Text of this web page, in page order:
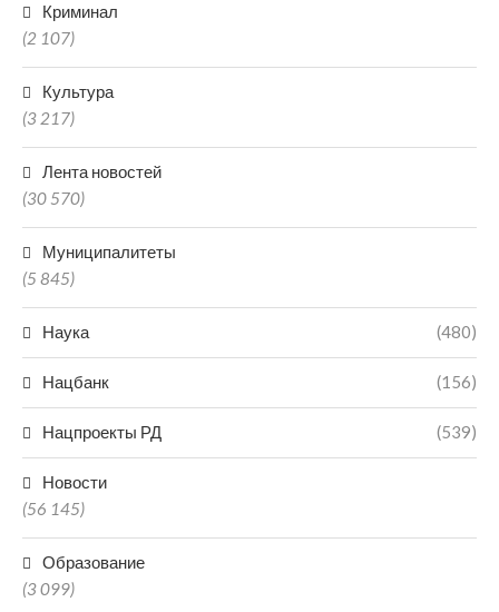
Криминал
(2 107)
Культура
(3 217)
Лента новостей
(30 570)
Муниципалитеты
(5 845)
Наука (480)
Нацбанк (156)
Нацпроекты РД (539)
Новости
(56 145)
Образование
(3 099)